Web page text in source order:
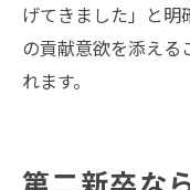
げてきました」と明
の貢献意欲を添える
れます。